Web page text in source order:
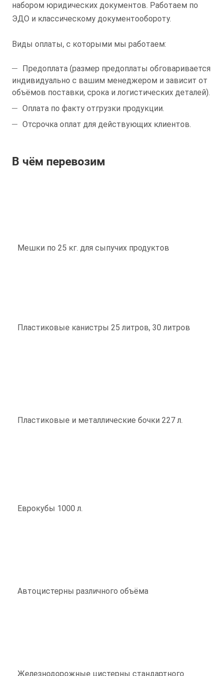
набором юридических документов. Работаем по
ЭДО и классическому документообороту.
Виды оплаты, с которыми мы работаем:
Предоплата (размер предоплаты обговаривается
индивидуально с вашим менеджером и зависит от
объёмов поставки, срока и логистических деталей).
Оплата по факту отгрузки продукции.
Отсрочка оплат для действующих клиентов.
В чём перевозим
Мешки по 25 кг. для сыпучих продуктов
Пластиковые канистры 25 литров, 30 литров
Пластиковые и металлические бочки 227 л.
Еврокубы 1000 л.
Автоцистерны различного объёма
Железнодорожные цистерны стандартного